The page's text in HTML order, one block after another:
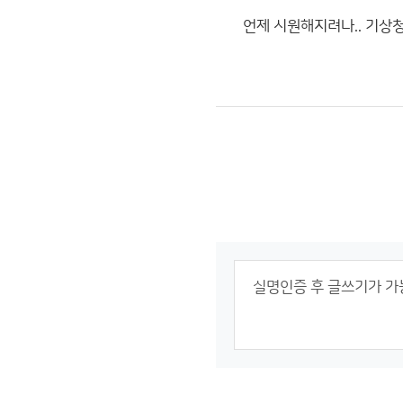
언제 시원해지려나.. 기상